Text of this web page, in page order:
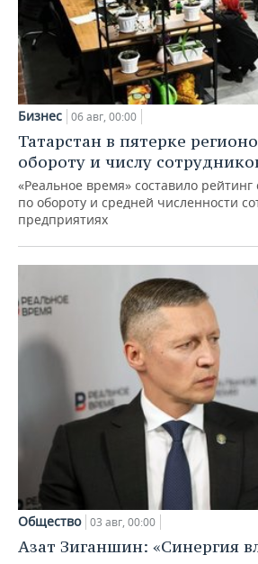
Бизнес 06 авг, 00:00
Татарстан в пятерке
обороту и числу
«Реальное время» составило рейтинг
по обороту и средней численности
предприятиях
Общество 03 авг, 00:00
Азат Зиганшин: «Синергия